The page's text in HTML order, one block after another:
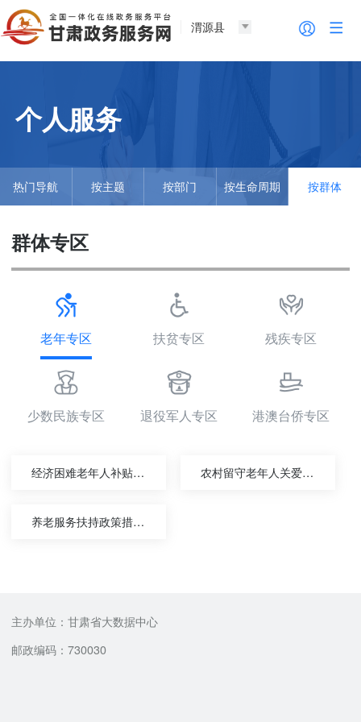
渭源县
个人服务
热门导航 按主题 按部门 按生命周期 按群体
群体专区
老年专区 扶贫专区 残疾专区
少数民族专区 退役军人专区 港澳台侨专区
经济困难老年人补贴给付 农村留守老年人关爱服务
养老服务扶持政策措施清单查询
主办单位：甘肃省大数据中心
邮政编码：730030